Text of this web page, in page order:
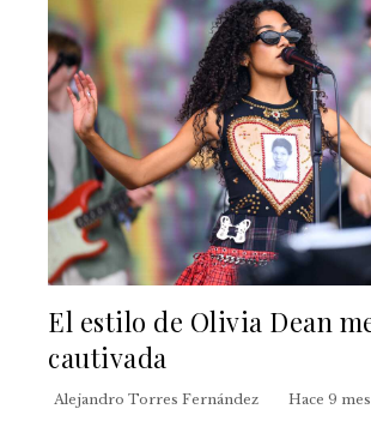
El estilo de Olivia Dean
cautivada
Alejandro Torres Fernández Hace 9